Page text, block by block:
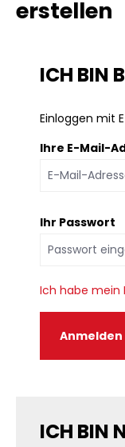
erstellen
ICH BIN
Einloggen mit
Ihre E-Mail-
Ihr Passwort
Ich habe mein
Anmelden
ICH BIN